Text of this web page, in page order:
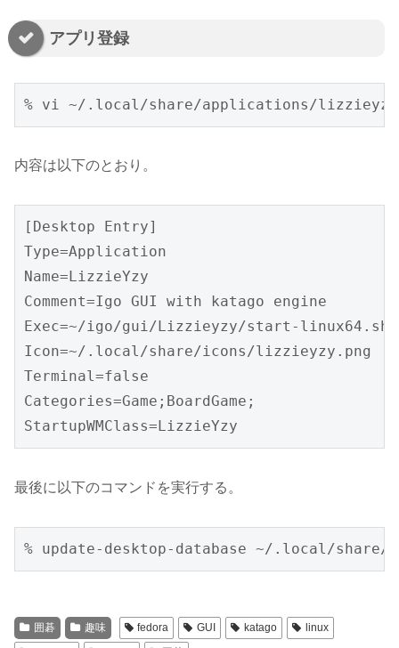
アプリ登録
% vi ~/.local/share/applications/
内容は以下のとおり。
[Desktop Entry]
Type=Application
Name=LizzieYzy
Comment=Igo GUI with katago engine
Exec=~/igo/gui/Lizzieyzy/start-linux64.sh
Icon=~/.local/share/icons/lizzieyzy.png
Terminal=false
Categories=Game;BoardGame;
StartupWMClass=LizzieYzy
最後に以下のコマンドを実行する。
% update-desktop-database ~/.local/share/
囲碁 趣味 fedora GUI katago
linux